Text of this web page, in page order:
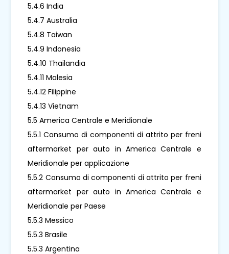
5.4.6 India
5.4.7 Australia
5.4.8 Taiwan
5.4.9 Indonesia
5.4.10 Thailandia
5.4.11 Malesia
5.4.12 Filippine
5.4.13 Vietnam
5.5 America Centrale e Meridionale
5.5.1 Consumo di componenti di attrito per freni
aftermarket per auto in America Centrale e
Meridionale per applicazione
5.5.2 Consumo di componenti di attrito per freni
aftermarket per auto in America Centrale e
Meridionale per Paese
5.5.3 Messico
5.5.3 Brasile
5.5.3 Argentina